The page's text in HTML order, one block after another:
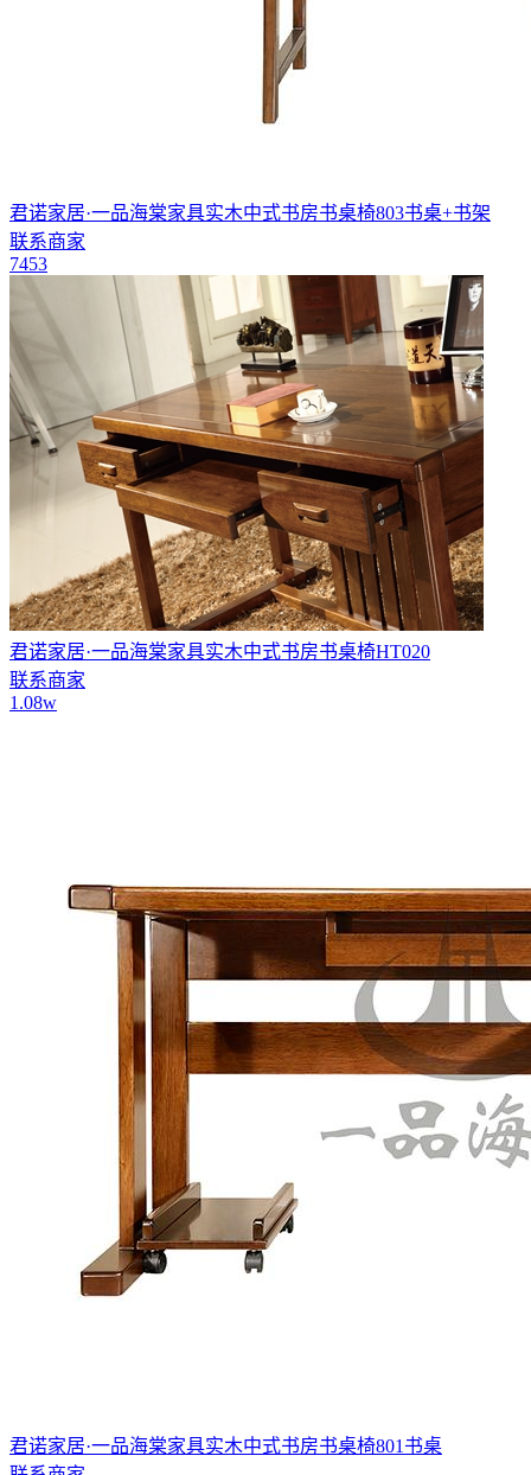
君诺家居·一品海棠家具实木中式书房书桌椅803书桌+书架
联系商家
7453
君诺家居·一品海棠家具实木中式书房书桌椅HT020
联系商家
1.08w
君诺家居·一品海棠家具实木中式书房书桌椅801书桌